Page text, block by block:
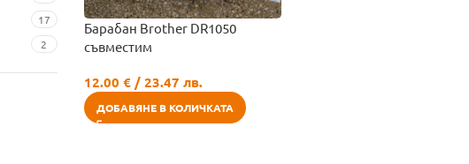
17
2
Барабан Brother DR1050
съвместим
12.00 €/ 23.47 лв.
ДОБАВЯНЕ В КОЛИЧКАТА